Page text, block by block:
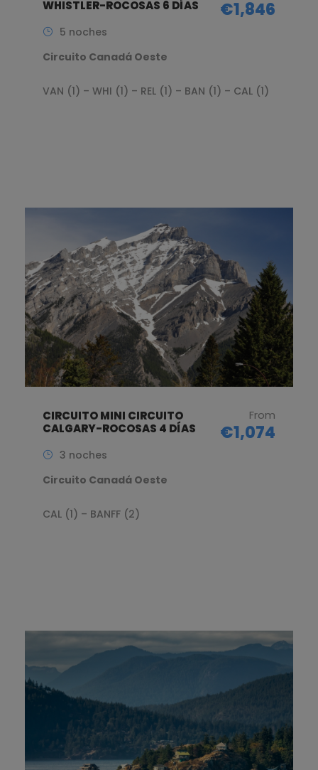
WHISTLER-ROCOSAS 6 DÍAS
€1,846
5 noches
Circuito Canadá Oeste
VAN (1) – WHI (1) – REL (1) – BAN (1) – CAL (1)
CIRCUITO MINI CIRCUITO
CALGARY-ROCOSAS 4 DÍAS
From
€1,074
3 noches
Circuito Canadá Oeste
CAL (1) – BANFF (2)